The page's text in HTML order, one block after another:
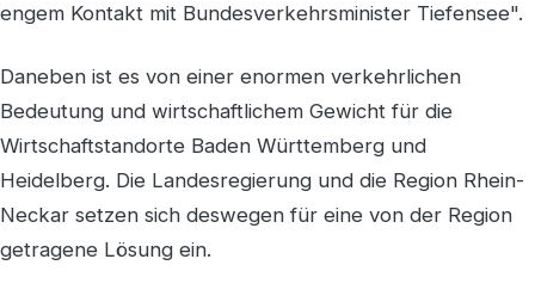
engem Kontakt mit Bundesverkehrsminister Tiefensee".
Daneben ist es von einer enormen verkehrlichen
Bedeutung und wirtschaftlichem Gewicht für die
Wirtschaftstandorte Baden Württemberg und
Heidelberg. Die Landesregierung und die Region Rhein-
Neckar setzen sich deswegen für eine von der Region
getragene Lösung ein.